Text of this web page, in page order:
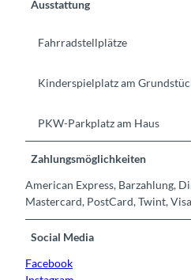
Ausstattung
Fahrradstellplätze
Kinderspielplatz am
PKW-Parkplatz am Haus
Zahlungsmöglichkeiten
American Express, Barzahlung,
Mastercard, PostCard, Twint, Visa
Social Media
Facebook